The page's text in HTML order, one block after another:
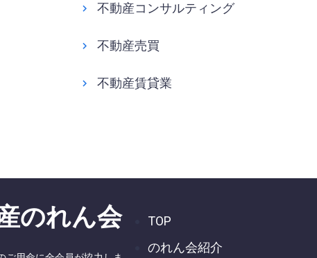
不動産コンサルティング
不動産売買
不動産賃貸業
のれん会
TOP
のれん会紹介